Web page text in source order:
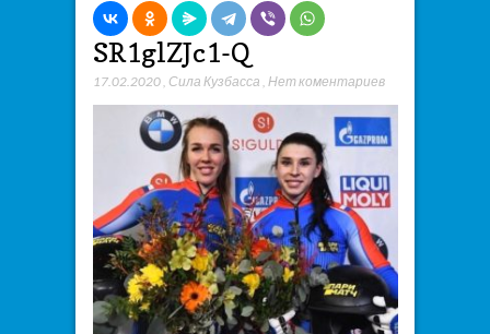
SR1glZJc1-Q
17.02.2020, Сила Кузбасса Нет коментариев